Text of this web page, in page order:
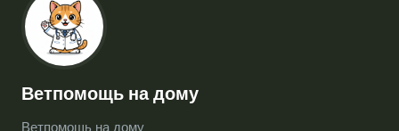
Ветпомощь на дому
Ветпомощь на дому